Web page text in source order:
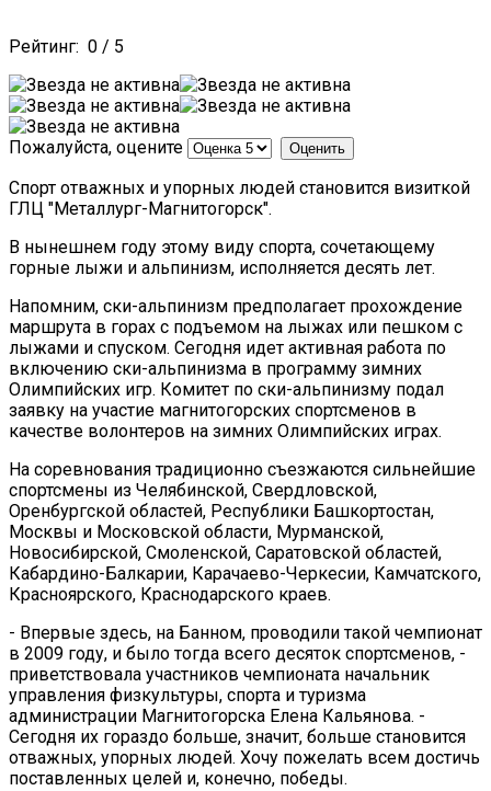
Рейтинг: 0 / 5
Пожалуйста, оцените
Спорт отважных и упорных людей становится визиткой
ГЛЦ "Металлург-Магнитогорск".
В нынешнем году этому виду спорта, сочетающему
горные лыжи и альпинизм, исполняется десять лет.
Напомним, ски-альпинизм предполагает прохождение
маршрута в горах с подъемом на лыжах или пешком с
лыжами и спуском. Сегодня идет активная работа по
включению ски-альпинизма в программу зимних
Олимпийских игр. Комитет по ски-альпинизму подал
заявку на участие магнитогорских спортсменов в
качестве волонтеров на зимних Олимпийских играх.
На соревнования традиционно съезжаются сильнейшие
спортсмены из Челябинской, Свердловской,
Оренбургской областей, Республики Башкортостан,
Москвы и Московской области, Мурманской,
Новосибирской, Смоленской, Саратовской областей,
Кабардино-Балкарии, Карачаево-Черкесии, Камчатского,
Красноярского, Краснодарского краев.
- Впервые здесь, на Банном, проводили такой чемпионат
в 2009 году, и было тогда всего десяток спортсменов, -
приветствовала участников чемпионата начальник
управления физкультуры, спорта и туризма
администрации Магнитогорска Елена Кальянова. -
Сегодня их гораздо больше, значит, больше становится
отважных, упорных людей. Хочу пожелать всем достичь
поставленных целей и, конечно, победы.